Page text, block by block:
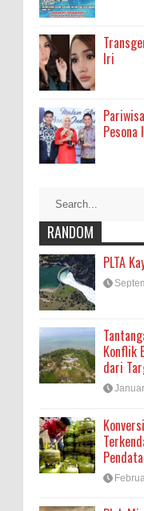
Iri
Pesona
RANDOM
PLTA
Konflik
dari